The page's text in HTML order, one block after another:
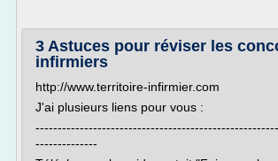
3 Astuces pour réviser les
infirmiers
http://www.territoire-infirmier.com
J'ai plusieurs liens pour vous :
-------------------------------------------------------
--------------